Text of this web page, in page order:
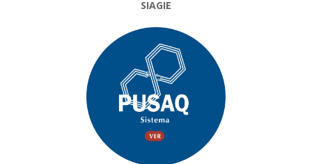
SIAGIE